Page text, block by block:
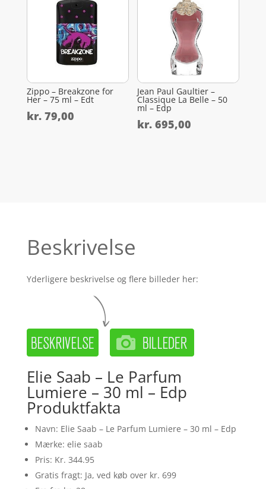
Zippo – Breakzone for
Her – 75 ml – Edt
kr.79,00
Jean Paul Gaultier –
Classique La Belle – 50
ml – Edp
kr. 695,00
Beskrivelse
Yderligere beskrivelse og flere billeder her:
Elie Saab – Le Parfum
Lumiere – 30 ml – Edp
Produktfakta
Navn: Elie Saab – Le Parfum Lumiere – 30 ml – Edp
Mærke: elie saab
Pris: Kr. 344.95
Gratis fragt: Ja, ved køb over kr. 699